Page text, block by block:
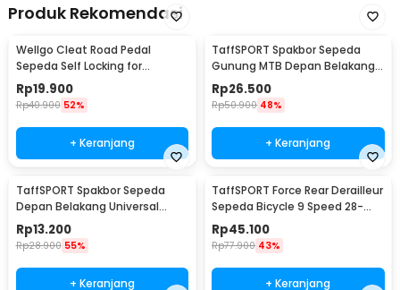
Produk Rekomendasi
Wellgo Cleat Road Pedal
Sepeda Self Locking for
Shimano SM-SH11 SPD-L
Rp19.900
Rp40.900 52%
+ Keranjang
TaffSPORT Spakbor Sepeda
Gunung MTB Depan Belakang
Anti Cipratan - Y901
Rp26.500
Rp50.900 48%
+ Keranjang
TaffSPORT Spakbor Sepeda
Depan Belakang Universal
Clamp Dua Warna - BQ541
Rp13.200
Rp28.900 55%
+ Keranjang
TaffSPORT Force Rear Derailleur
Sepeda Bicycle 9 Speed 28-
34T - RD-M390
Rp45.100
Rp77.900 43%
+ Keranjang